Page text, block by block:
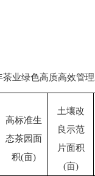
茶业绿色高质高效管
高标准生
态茶园面
积(亩)
土壤改
良示范
片面积
(亩)